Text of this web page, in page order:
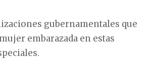
gubernamentales que
embarazada en estas